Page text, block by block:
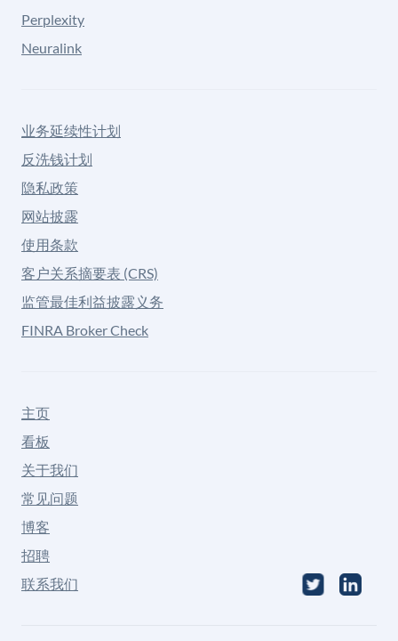
Perplexity
Neuralink
业务延续性计划
反洗钱计划
隐私政策
网站披露
使用条款
客户关系摘要表 (CRS)
监管最佳利益披露义务
FINRA Broker Check
主页
看板
关于我们
常见问题
博客
招聘
联系我们